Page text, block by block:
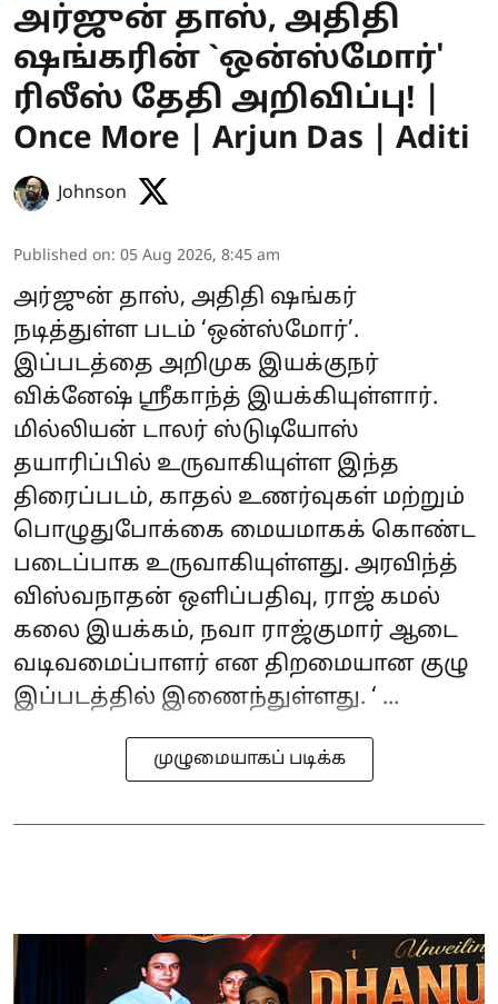
அர்ஜுன் தாஸ், அதிதி
ஷங்கரின் `ஒன்ஸ்மோர்'
ரிலீஸ் தேதி அறிவிப்பு! |
Once More | Arjun Das | Aditi
Johnson
Published on: 05 Aug 2026, 8:45 am
அர்ஜுன் தாஸ், அதிதி ஷங்கர்
நடித்துள்ள படம் ‘ஒன்ஸ்மோர்’.
இப்படத்தை அறிமுக இயக்குநர்
விக்னேஷ் ஸ்ரீகாந்த் இயக்கியுள்ளார்.
மில்லியன் டாலர் ஸ்டுடியோஸ்
தயாரிப்பில் உருவாகியுள்ள இந்த
திரைப்படம், காதல் உணர்வுகள் மற்றும்
பொழுதுபோக்கை மையமாகக் கொண்ட
படைப்பாக உருவாகியுள்ளது. அரவிந்த்
விஸ்வநாதன் ஒளிப்பதிவு, ராஜ் கமல்
கலை இயக்கம், நவா ராஜ்குமார் ஆடை
வடிவமைப்பாளர் என திறமையான குழு
இப்படத்தில் இணைந்துள்ளது. ‘ ...
முழுமையாகப் படிக்க